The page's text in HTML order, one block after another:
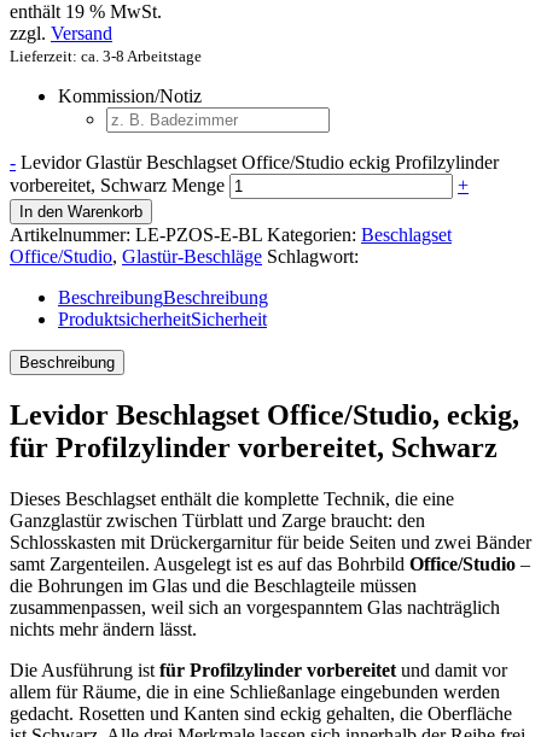
enthält 19 % MwSt.
zzgl. Versand
Lieferzeit: ca. 3-8 Arbeitstage
Kommission/Notiz
- Levidor Glastür Beschlagset Office/Studio eckig Profilzylinder
vorbereitet, Schwarz Menge
+
In den Warenkorb
Artikelnummer: LE-PZOS-E-BL Kategorien: Beschlagset
Office/Studio, Glastür-Beschläge Schlagwort:
BeschreibungBeschreibung
ProduktsicherheitSicherheit
Beschreibung
Levidor Beschlagset Office/Studio, eckig,
für Profilzylinder vorbereitet, Schwarz
Dieses Beschlagset enthält die komplette Technik, die eine
Ganzglastür zwischen Türblatt und Zarge braucht: den
Schlosskasten mit Drückergarnitur für beide Seiten und zwei Bänder
samt Zargenteilen. Ausgelegt ist es auf das Bohrbild Office/Studio –
die Bohrungen im Glas und die Beschlagteile müssen
zusammenpassen, weil sich an vorgespanntem Glas nachträglich
nichts mehr ändern lässt.
Die Ausführung ist für Profilzylinder vorbereitet und damit vor
allem für Räume, die in eine Schließanlage eingebunden werden
gedacht. Rosetten und Kanten sind eckig gehalten, die Oberfläche